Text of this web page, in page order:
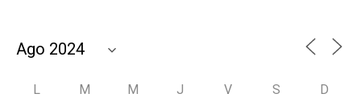
L M M J V S D